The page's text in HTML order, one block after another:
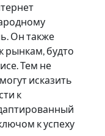
Он также
рынкам, будто
Тем не
исказить
к
к успеху